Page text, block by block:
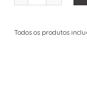
Todos os produtos